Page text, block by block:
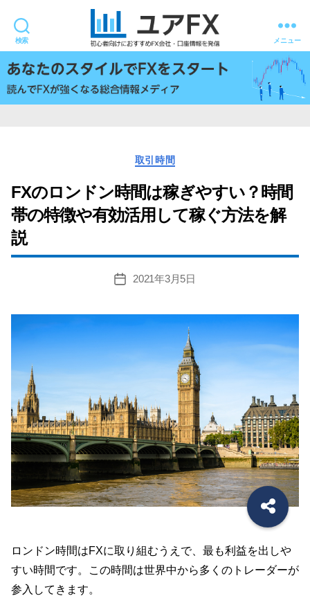
検索
ユ
ア
FX
メニュー
カ
テ
ゴ
リ
ー
取引時間
FXのロンドン時間は稼ぎやすい？時間
帯の特徴や有効活用して稼ぐ方法を解
説
投
2021年3月5日
ロンドン時間はFXに取り組むうえで、最も利益を出しや
すい時間です。この時間は世界中から多くのトレーダーが
参入してきます。